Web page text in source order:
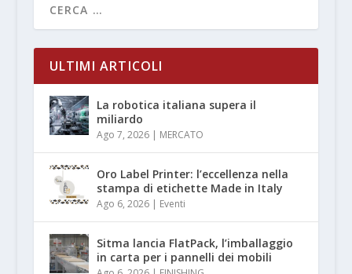
ULTIMI ARTICOLI
La robotica italiana supera il
miliardo
Ago 7, 2026| MERCATO
Oro Label Printer: l’eccellenza nella
stampa di etichette Made in Italy
Ago 6, 2026| Eventi
Sitma lancia FlatPack, l’imballaggio
in carta per i pannelli dei mobili